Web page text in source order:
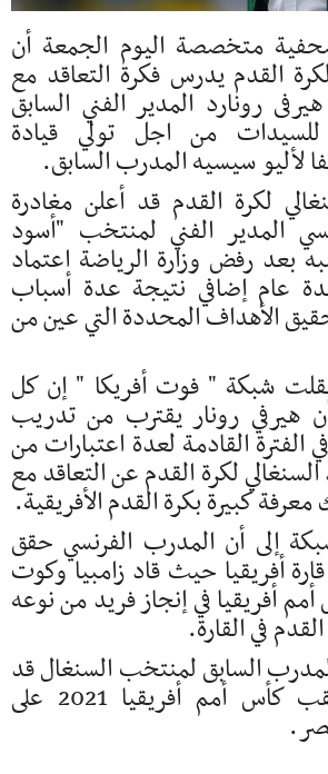
متخصصة اليوم الجمعة أن
لكرة القدم يدرس فكرة التعاقد مع
رونارد المدير الفني السابق
من اجل تولي قيادة
لأليو سيسيه المدرب السابق.
لكرة القدم قد أعلن مغادرة
المدير الفني لمنتخب "أسود
بعد رفض وزارة الرياضة اعتماد
عام إضافي نتيجة عدة أسباب
الأهداف المحددة التي عين من
شبكة " فوت أفريكا " إن كل
هيرفي رونار يقترب من تدريب
القادمة لعدة اعتبارات من
لكرة القدم عن التعاقد مع
كبيرة بكرة القدم الأفريقية.
إلى أن المدرب الفرنسي حقق
أفريقيا حيث قاد زامبيا وكوت
أفريقيا في إنجاز فريد من نوعه
في القارة.
السابق لمنتخب السنغال قد
نجح في حصد لقب كأس أمم أفريقيا 2021 على